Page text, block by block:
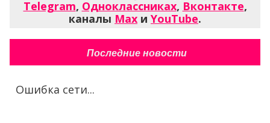
Telegram, Одноклассниках, Вконтакте,
каналы Max и YouTube.
Последние новости
Ошибка сети...